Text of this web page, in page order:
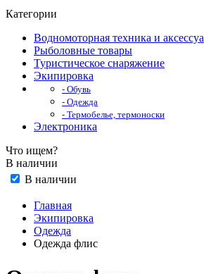
Категории
Водномоторная техника и
Рыболовные товары
Туристическое снаряжение
Экипировка
- Обувь
- Одежда
- Термобелье, термоноски
Электроника
Что ищем?
В наличии
В наличии
Главная
Экипировка
Одежда
Одежда флис